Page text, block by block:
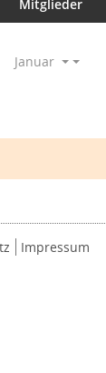
Mitglieder
Januar
Impressum